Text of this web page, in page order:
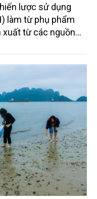
lược sử dụng
làm từ phụ phẩm
xuất từ các nguồn
năng suất, chất